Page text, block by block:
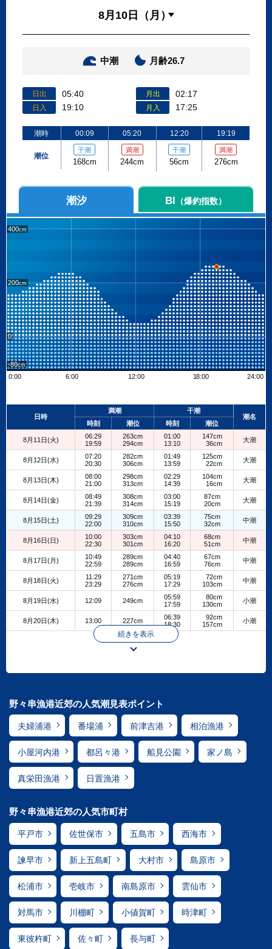
中潮 月齢26.7
日出 05:40
日入 19:10
月出 02:17
月入 17:25
潮時
潮位
00:09
干潮
168cm
05:20
満潮
244cm
12:20
干潮
56cm
19:19
満潮
276cm
潮汐 BI （爆釣指数）
400
200
0
-80
0:00
6:00 12:00 18:00 24:00
+
日時
満潮
干潮
潮名
時刻
潮位 時刻 潮位
8月11日(火)
06:29
19:59
263cm
294cm
01:00
13:10
147cm
36cm
大潮
8月12日(水)
07:20
20:30
282cm
306cm
01:49
13:59
125cm
22cm
大潮
8月13日(木)
08:00
21:00
298cm
313cm
02:29
14:39
104cm
16cm
大潮
8月14日(金)
08:49
21:39
308cm
314cm
03:00
15:19
87cm
20cm
大潮
8月15日(土)
09:29
22:00
309cm
310cm
03:39
15:50
75cm
32cm
中潮
8月16日(日)
10:00
22:30
303cm
301cm
04:10
16:20
68cm
51cm
中潮
8月17日(月)
10:49
22:59
289cm
289cm
04:40
16:59
67cm
76cm
中潮
8月18日(火)
11:29
23:29
271cm
276cm
05:19
17:29
72cm
103cm
中潮
8月19日(水) 12:09 249cm
05:59
17:59
80cm
130cm
小潮
8月20日(木) 13:00 227cm
06:39
18:30
92cm
157cm
小潮
続きを表示
野々串漁港近郊の人気潮見表ポイント
夫婦浦港 番場浦 前津吉港 相泊漁港
小屋河内港 都呂々港 船見公園 家ノ島
真栄田漁港 日置漁港
野々串漁港近郊の人気市町村
平戸市 佐世保市 五島市 西海市
諫早市 新上五島町 大村市 島原市
松浦市 壱岐市 南島原市 雲仙市
対馬市 川棚町 小値賀町 時津町
東彼杵町 佐々町 長与町